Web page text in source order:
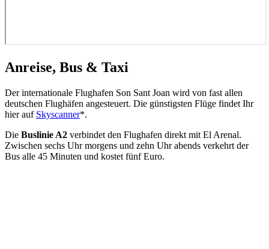
Anreise, Bus & Taxi
Der internationale Flughafen Son Sant Joan wird von fast allen
deutschen Flughäfen angesteuert. Die günstigsten Flüge findet Ihr
hier auf Skyscanner*.
Die Buslinie A2 verbindet den Flughafen direkt mit El Arenal.
Zwischen sechs Uhr morgens und zehn Uhr abends verkehrt der
Bus alle 45 Minuten und kostet fünf Euro.